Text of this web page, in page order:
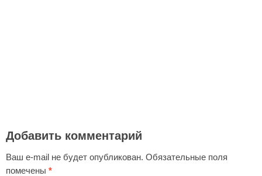
Добавить комментарий
Ваш e-mail не будет опубликован. Обязательные поля
помечены *